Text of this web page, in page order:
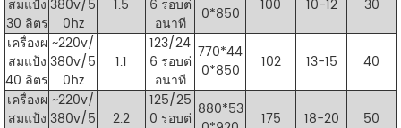
สมแป้ง
30 ลิตร
380v/5
0hz
1.5
6 รอบต่
อนาที
0*850
100 10-12
30
เครื่องผ
สมแป้ง
40 ลิตร
~220v/
380v/5
0hz
1.1
123/24
6 รอบต่
อนาที
770*44
0*850
102 13-15
40
เครื่องผ
สมแป้ง
~220v/
380v/5
2.2
125/25
0 รอบต่ 880*53
175 18-20
50